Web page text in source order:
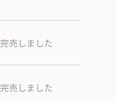
完売しました
完売しました